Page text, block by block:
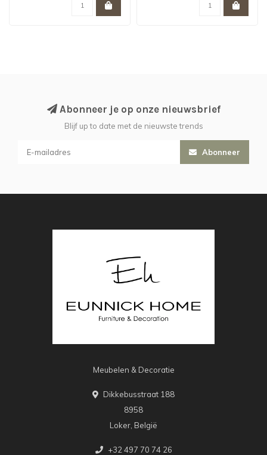
Abonneer je op onze nieuwsbrief
Blijf up to date met de nieuwste trends
Abonneer
Meubelen & Decoratie
Dikkebusstraat 188
8958
Loker, België
+32 497 70 74 26